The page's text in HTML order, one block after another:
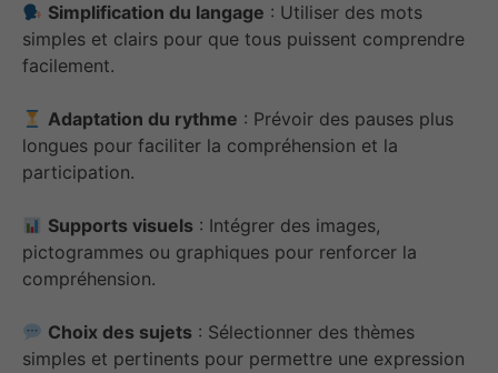
Simplification du langage : Utiliser des mots
simples et clairs pour que tous puissent comprendre
facilement.
Adaptation du rythme : Prévoir des pauses plus
longues pour faciliter la compréhension et la
participation.
Supports visuels : Intégrer des images,
pictogrammes ou graphiques pour renforcer la
compréhension.
Choix des sujets : Sélectionner des thèmes
simples et pertinents pour permettre une expression